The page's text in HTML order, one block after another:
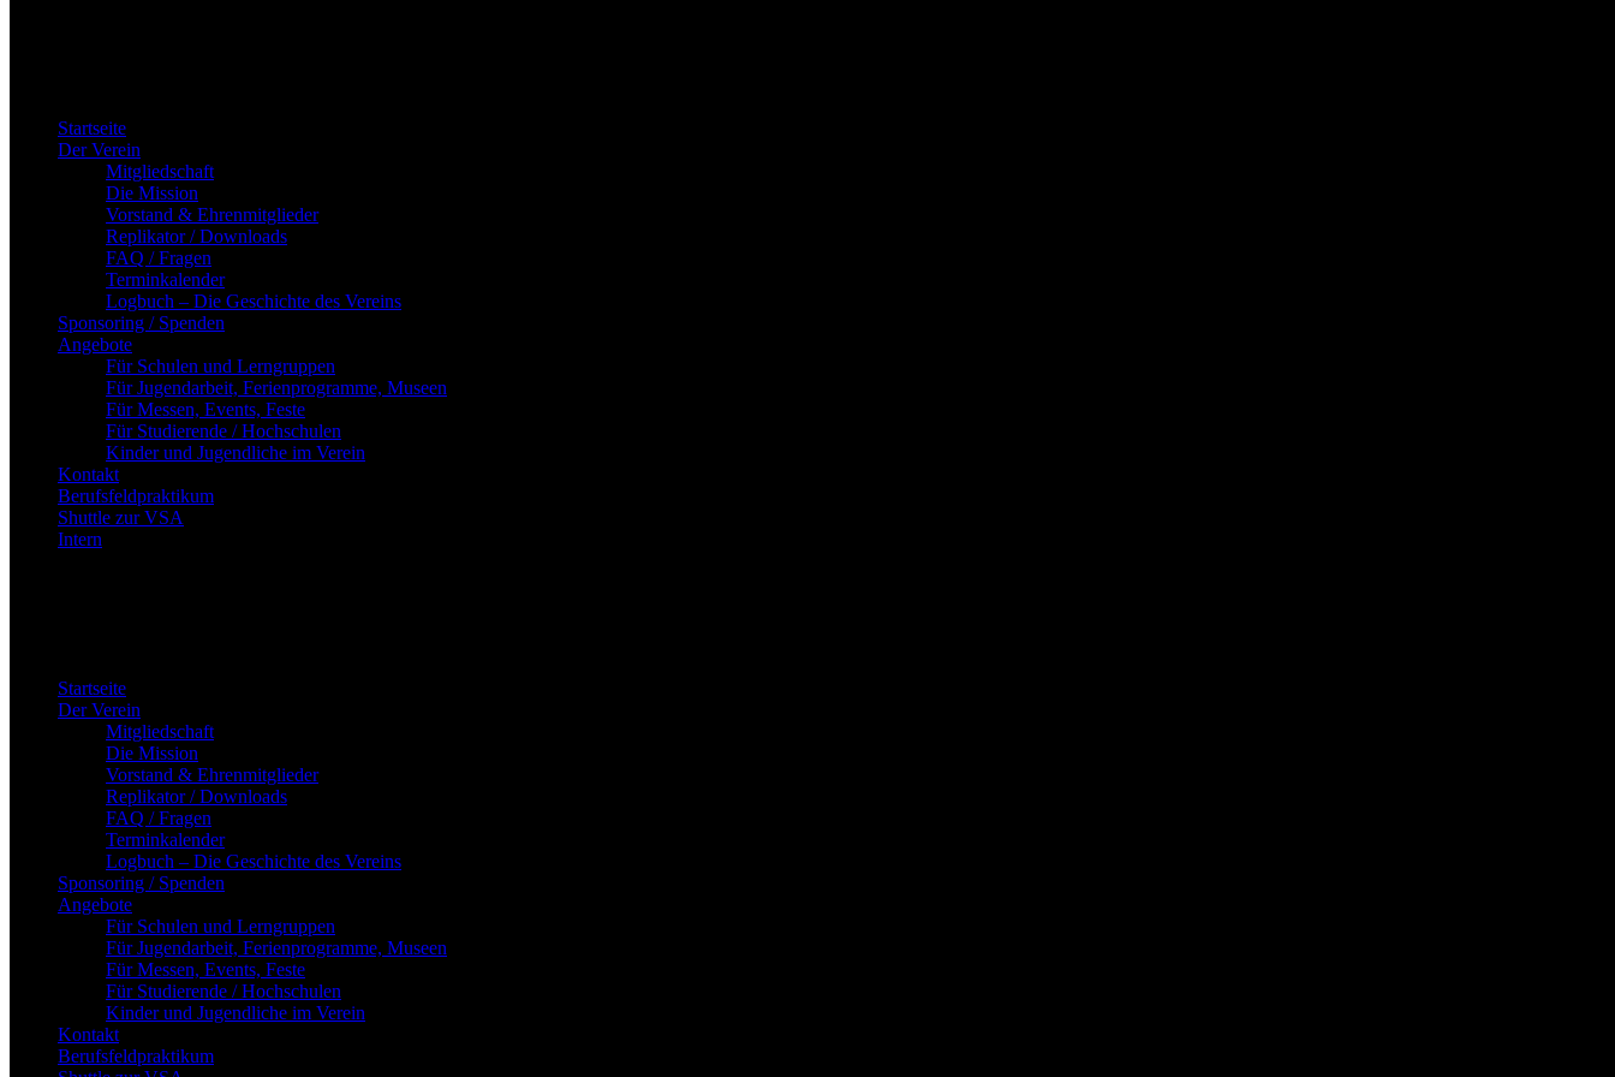
Die Mission
Vorstand & Ehrenmitglieder
Replikator / Downloads
FAQ / Fragen
Terminkalender
Logbuch – Die Geschichte des Vereins
Sponsoring / Spenden
Angebote
Für Schulen und Lerngruppen
Für Jugendarbeit, Ferienprogramme, Museen
Für Messen, Events, Feste
Für Studierende / Hochschulen
Kinder und Jugendliche im Verein
Kontakt
Berufsfeldpraktikum
Shuttle zur VSA
Intern
Startseite
FAQ / Fragen
Terminkalender
Logbuch – Die Geschichte des Vereins
Sponsoring / Spenden
Angebote
Für Schulen und Lerngruppen
Für Jugendarbeit, Ferienprogramme, Museen
Für Messen, Events, Feste
Für Studierende / Hochschulen
Kinder und Jugendliche im Verein
Kontakt
Berufsfeldpraktikum
Shuttle zur VSA